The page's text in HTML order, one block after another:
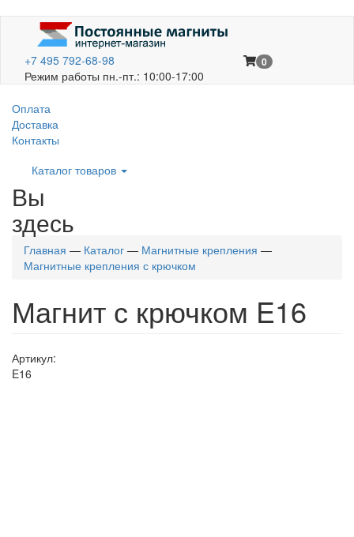
+7 495 792-68-98
Режим работы пн.-пт.: 10:00-17:00
0
Оплата
Доставка
Контакты
Каталог товаров
Вы
здесь
Главная — Каталог — Магнитные крепления —
Магнитные крепления с крючком
Магнит с крючком E16
Артикул:
E16